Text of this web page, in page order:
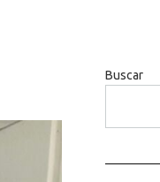
Buscar